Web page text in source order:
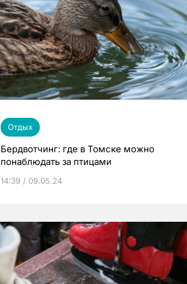
Отдых
Бердвотчинг: где в Томске можно
понаблюдать за птицами
14:39 / 09.05.24